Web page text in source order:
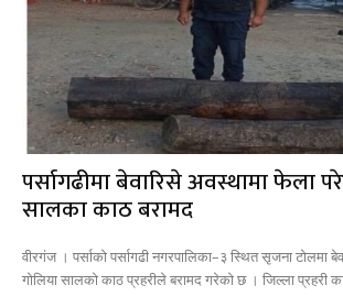
पर्सागढीमा बेवारिसे अवस्थामा फेला
सालका काठ बरामद
वीरगंज । पर्साको पर्सागढी नगरपालिका–३ स्थित सृजना टोलमा
गोलिया सालको काठ प्रहरीले बरामद गरेको छ । जिल्ला प्रहरी